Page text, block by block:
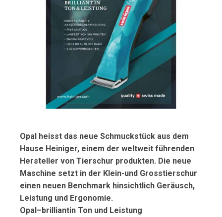
Opal heisst das neue Schmuckstück aus dem
Hause Heiniger, einem der weltweit führenden
Hersteller von Tierschur produkten. Die neue
Maschine setzt in der Klein-und Grosstierschur
einen neuen Benchmark hinsichtlich Geräusch,
Leistung und Ergonomie.
Opal–brilliantin Ton und Leistung